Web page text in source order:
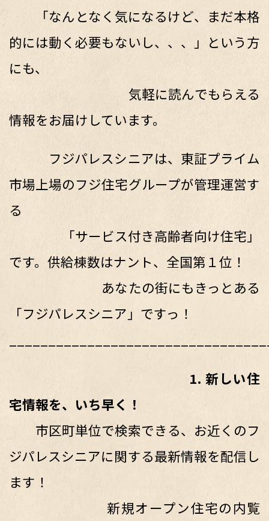
「なんとなく気になるけど、まだ本格
的には動く必要もないし、、、」という方
にも、
気軽に読んでもらえる
情報をお届けしています。
フジパレスシニアは、東証プライム
市場上場のフジ住宅グループが管理運営す
る
「サービス付き高齢者向け住宅」
です。供給棟数はナント、全国第１位！
あなたの街にもきっとある
「フジパレスシニア」ですっ！
1. 新しい住
宅情報を、いち早く！
市区町単位で検索できる、お近くのフ
ジパレスシニアに関する最新情報を配信し
ます！
新規オープン住宅の内覧